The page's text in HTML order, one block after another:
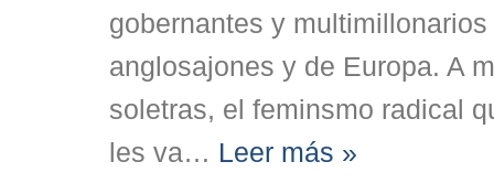
gobernantes y
anglosajones y de Europa. A
soletras, el feminsmo radical
les va… Leer más »